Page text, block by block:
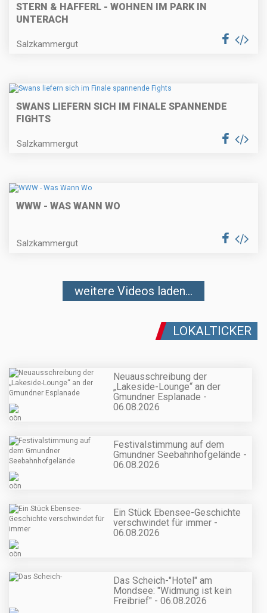
STERN & HAFFERL - WOHNEN IM PARK IN
UNTERACH
Salzkammergut
SWANS LIEFERN SICH IM FINALE SPANNENDE
FIGHTS
Salzkammergut
WWW - WAS WANN WO
Salzkammergut
weitere Videos laden...
LOKALTICKER
Neuausschreibung der
„Lakeside-Lounge“ an der
Gmundner Esplanade -
06.08.2026
Festivalstimmung auf dem
Gmundner Seebahnhofgelände -
06.08.2026
Ein Stück Ebensee-Geschichte
verschwindet für immer -
06.08.2026
Das Scheich-"Hotel" am
Mondsee: "Widmung ist kein
Freibrief" - 06.08.2026